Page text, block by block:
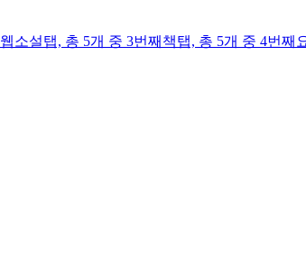
웹소설탭, 총 5개 중 3번째 책탭, 총 5개 중 4번째